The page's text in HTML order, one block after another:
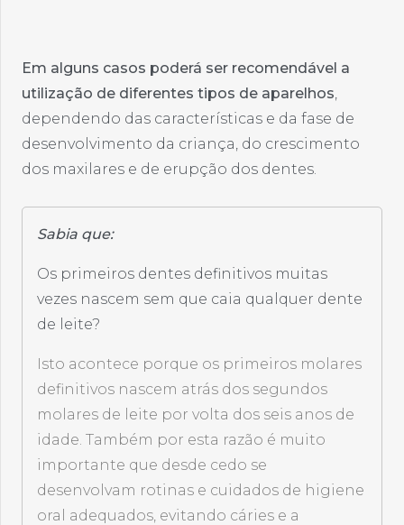
Em alguns casos poderá ser recomendável a
utilização de diferentes tipos de aparelhos
dependendo das características e da fase de
desenvolvimento da criança, do crescimento
dos maxilares e de erupção dos dentes.
Sabia que:
Os primeiros dentes definitivos muitas
vezes nascem sem que caia qualquer dente
de leite?
Isto acontece porque os primeiros molares
definitivos nascem atrás dos segundos
molares de leite por volta dos seis anos de
idade. Também por esta razão é muito
importante que desde cedo se
desenvolvam rotinas e cuidados de higiene
oral adequados, evitando cáries e a